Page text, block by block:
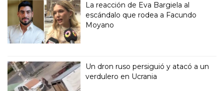
La reacción de Eva Bargiela al
escándalo que rodea a Facundo
Moyano
Un dron ruso persiguió y atacó a un
verdulero en Ucrania